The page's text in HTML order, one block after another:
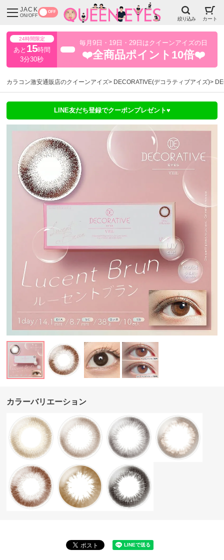
JACK
ON/OFF
OFF
絞り込み カート
24時間限定
あと 15時間
3分29秒
毎月9日・19日・29日はクイーンアイズの日
❤️全商品ポイント10倍❤️
カラコン激安通販店のクイーンアイズ DECORATIVE(デコラティブアイズ)
LINE友だち登録でクーポンプレゼント♥
カラーバリエーション